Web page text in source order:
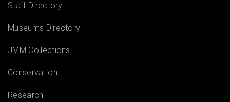
Staff Directory
Museums Directory
JMM Collections
Conservation
Research